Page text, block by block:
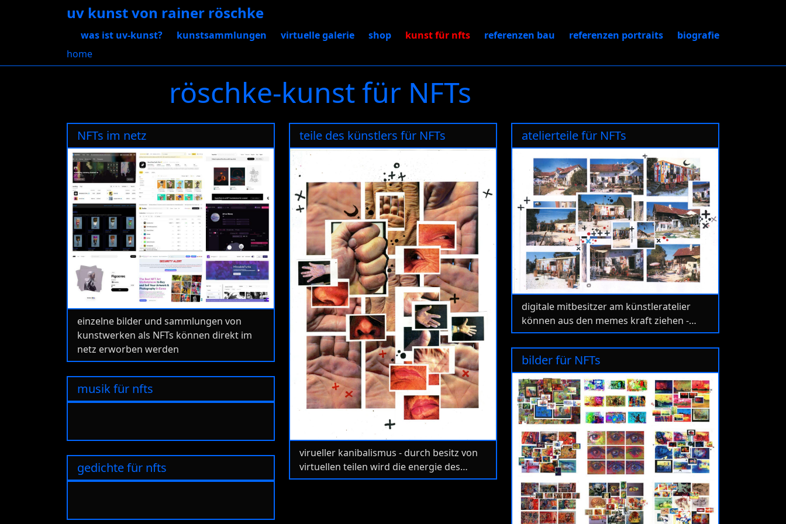
uv kunst von rainer röschke
was ist uv-kunst? kunstsammlungen virtuelle galerie shop kunst für nfts referenzen bau referenzen portraits
biografie
home
röschke-kunst für NFTs
NFTs im netz
einzelne bilder und sammlungen von
kunstwerken als NFTs können direkt im
netz erworben werden
teile des künstlers für NFTs
virueller kanibalismus - durch besitz von
virtuellen teilen wird die energie des
künstlers geistig einverleibt
atelierteile für NFTs
digitale mitbesitzer am künstleratelier
können aus den memes kraft ziehen -
stören aber den künstler nicht bei der
arbeit in seinem universum
bilder für NFTs
musik für nfts
gedichte für nfts